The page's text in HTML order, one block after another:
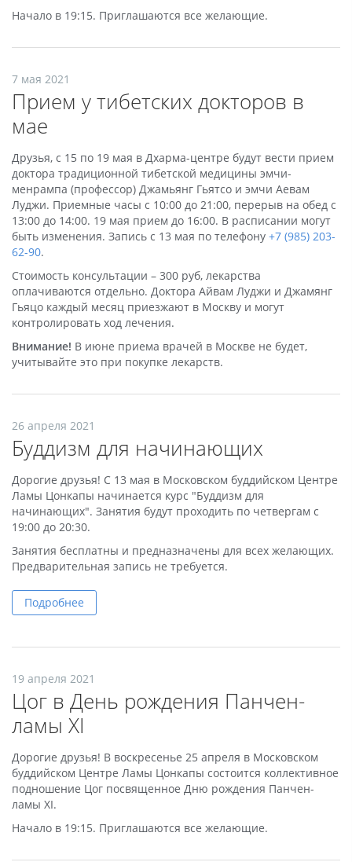
Начало в 19:15. Приглашаются все желающие.
7 мая 2021
Прием у тибетских докторов в
мае
Друзья, с 15 по 19 мая в Дхарма-центре будут вести прием
доктора традиционной тибетской медицины эмчи-
менрампа (профессор) Джамьянг Гьятсо и эмчи Аевам
Луджи. Приемные часы с 10:00 до 21:00, перерыв на обед с
13:00 до 14:00. 19 мая прием до 16:00. В расписании могут
быть изменения. Запись с 13 мая по телефону +7 (985) 203-
62-90.
Стоимость консультации – 300 руб, лекарства
оплачиваются отдельно. Доктора Айвам Луджи и Джамянг
Гьяцо каждый месяц приезжают в Москву и могут
контролировать ход лечения.
Внимание! В июне приема врачей в Москве не будет,
учитывайте это при покупке лекарств.
26 апреля 2021
Буддизм для начинающих
Дорогие друзья! С 13 мая в Московском буддийском Центре
Ламы Цонкапы начинается курс "Буддизм для
начинающих". Занятия будут проходить по четвергам с
19:00 до 20:30.
Занятия бесплатны и предназначены для всех желающих.
Предварительная запись не требуется.
Подробнее
19 апреля 2021
Цог в День рождения Панчен-
ламы XI
Дорогие друзья! В воскресенье 25 апреля в Московском
буддийском Центре Ламы Цонкапы состоится коллективное
подношение Цог посвященное Дню рождения Панчен-
ламы XI.
Начало в 19:15. Приглашаются все желающие.